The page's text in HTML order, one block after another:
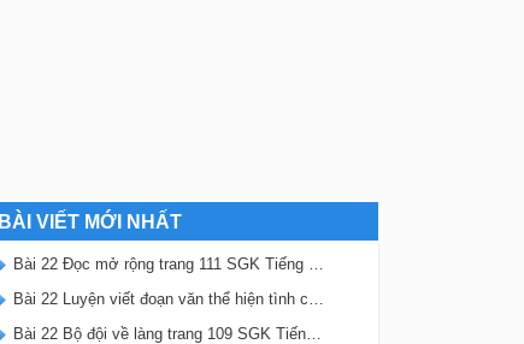
BÀI VIẾT MỚI NHẤT
Bài 22 Đọc mở rộng trang 111 SGK Tiếng Việt 5 Kết nối tri thức tập 2
Bài 22 Luyện viết đoạn văn thể hiện tình cảm, cảm xúc về một sự việc trang 111 SGK Tiếng Việt 5 Kết nối tri thức tập 2
Bài 22 Bộ đội về làng trang 109 SGK Tiếng Việt 5 Kết nối tri thức tập 2